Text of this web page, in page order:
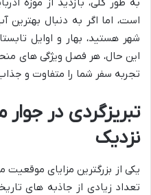
به طور کلی، بازدید از موزه
است، اما اگر به دنبال
شهر هستید، بهار و اوایل
این حال، هر فصل ویژگی های
تجربه سفر شما را متفاوت و
تبریزگردی در
نزدیک
یکی از بزرگترین مزایای موقعیت
تعداد زیادی از جاذبه های